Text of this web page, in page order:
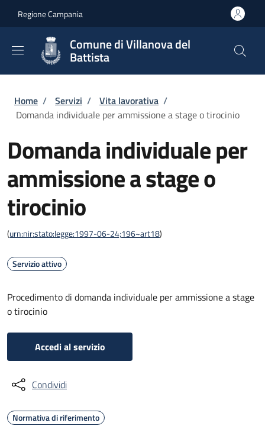
Regione Campania
Comune di Villanova del
Battista
Briciole di pane
Home / Servizi / Vita lavorativa /
Domanda individuale per ammissione a stage o tirocinio
Domanda individuale per
ammissione a stage o
tirocinio
(urn:nir:stato:legge:1997-06-24;196~art18)
Servizio attivo
Procedimento di domanda individuale per ammissione a stage
o tirocinio
Accedi al servizio
Condividi
Normativa di riferimento